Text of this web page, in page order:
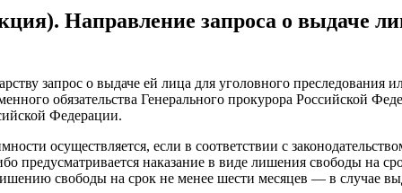
Направление запроса о выдаче
запрос о выдаче ей лица для уголовного
обязательства Генерального прокурора Российской
Федерации.
осуществляется, если в соответствии с
предусматривается наказание в виде лишения свободы на
свободы на срок не менее шести месяцев — в случае